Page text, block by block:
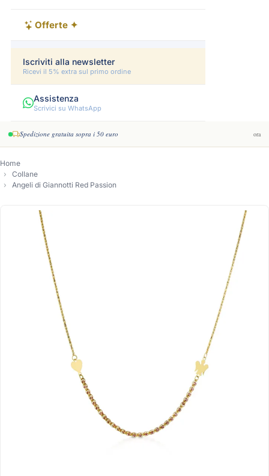
Offerte ✦
Iscriviti alla newsletter
Ricevi il 5% extra sul primo ordine
Assistenza
Scrivici su WhatsApp
Spedizione gratuita sopra i 50 euro ora
Home
Collane
Angeli di Giannotti Red Passion